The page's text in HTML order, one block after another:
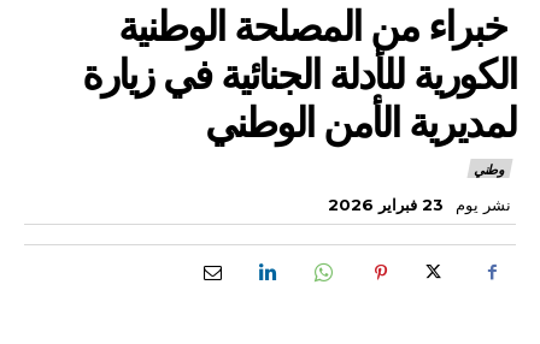
خبراء من المصلحة الوطنية
الكورية للأدلة الجنائية في زيارة
لمديرية الأمن الوطني
وطني
نشر يوم 23 فبراير 2026